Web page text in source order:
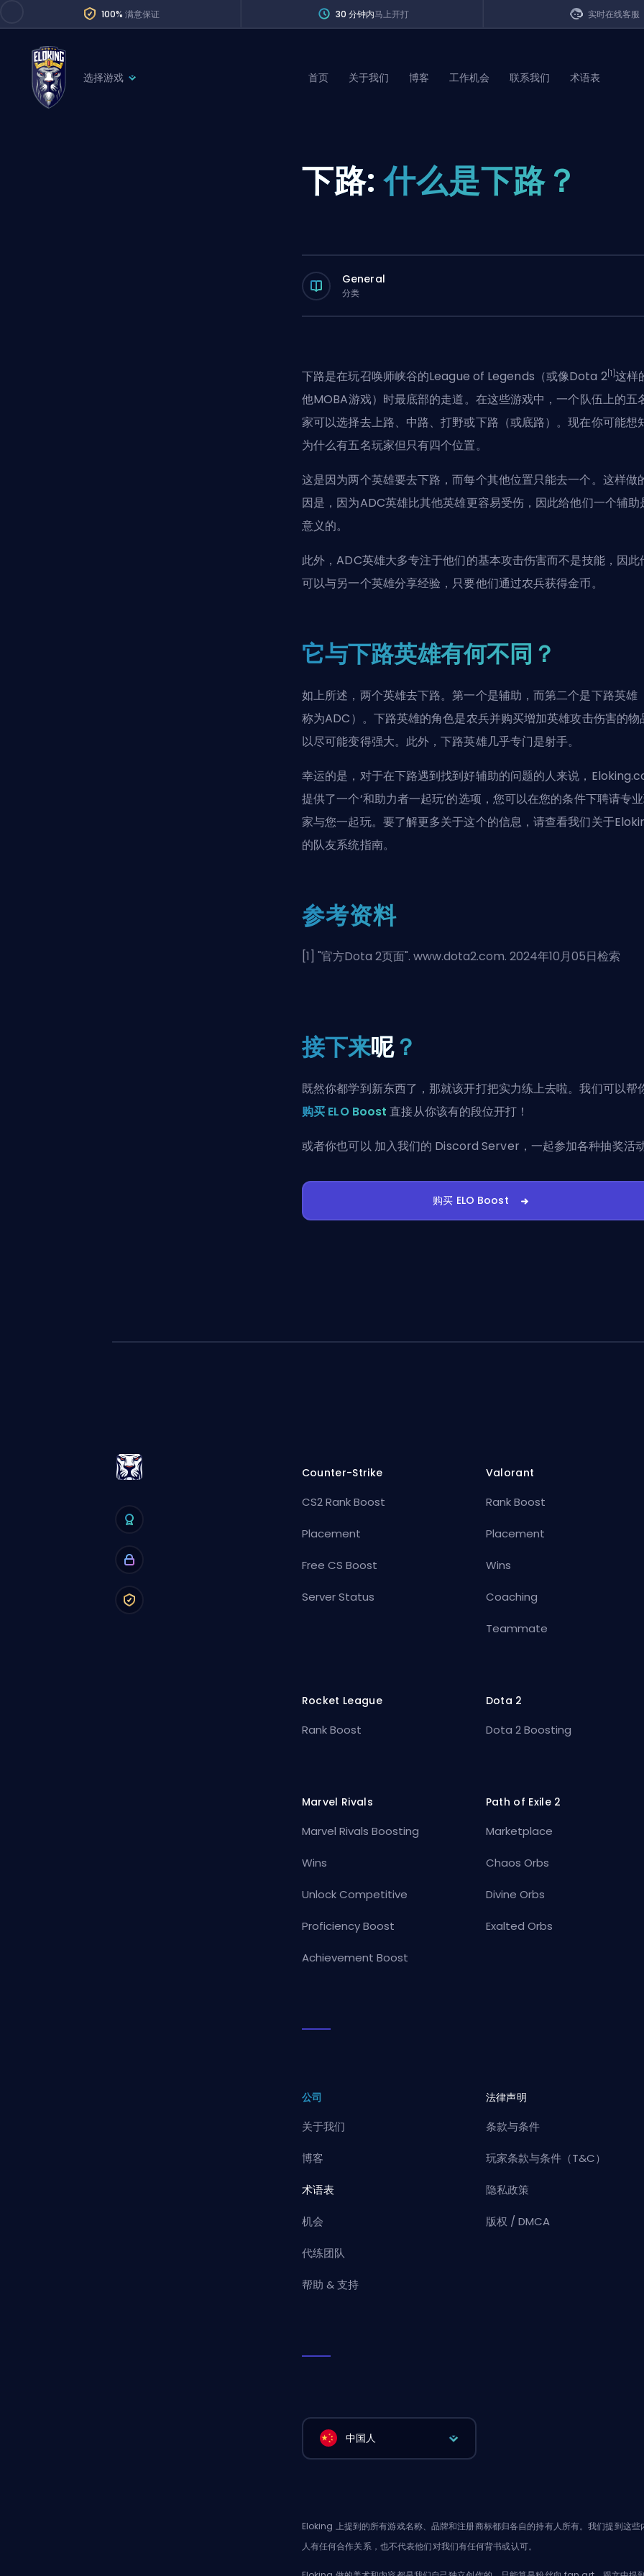
100% 满意保证 30 分钟内马上开打 实时在线客服
选择游戏
Division Boost
Teammate
首页 关于我们 博客 工作机会 联系我们 术语表
下路: 什么是下路？
General
分类
下路是在玩召唤师峡谷的League of Legends（或像Dota 2 [1]这样
他MOBA游戏）时最底部的走道。在这些游戏中，一个队伍上的五
家可以选择去上路、 中路、打野或下路（或底路） 。现在你可能想
为什么有五名玩家但只有四个位置。
这是因为两个英雄要去下路，而每个其他位置只能去一个。这样做
因是，因为ADC英雄比其他英雄更容易受伤，因此给他们一个辅助
意义的。
此外，ADC英雄大多专注于他们的基本攻击伤害而不是技能，因此
可以与另一个英雄分享经验，只要他们通过农兵获得金币。
它与下路英雄有何不同？
如上所述，两个英雄去下路。第一个是辅助，而第二个是下路英雄
称为ADC）。下路英雄的角色是农兵并购买增加英雄攻击伤害的物
以尽可能变得强大。此外，下路英雄几乎专门是射手。
幸运的是，对于在下路遇到找到好辅助的问题的人来说，
提供了一个‘和助力者一起玩’的选项，您可以在您的条件下聘请专
家与您一起玩。要了解更多关于这个的信息，请查看我们关于
的队友系统指南。
参考资料
[1] "官方Dota 2页面". www.dota2.com. 2024年10月05日检索
接下来呢？
既然你都学到新东西了，那就该开打把实力练上去啦。我们可以帮
购买 ELO Boost 直接从你该有的段位开打！
或者你也可以 加入我们的 Discord Server ，一起参加各种抽奖活
购买 ELO Boost
Counter-Strike
CS2 Rank Boost
Placement
Free CS Boost
Server Status
Valorant
Rank Boost
Placement
Wins
Coaching
Teammate
Rocket League
Rank Boost
Dota 2
Dota 2 Boosting
Marvel Rivals
Marvel Rivals Boosting
Wins
Unlock Competitive
Proficiency Boost
Achievement Boost
Path of Exile 2
Marketplace
Chaos Orbs
Divine Orbs
Exalted Orbs
公司
关于我们
博客
术语表
机会
代练团队
帮助 & 支持
法律声明
条款与条件
玩家条款与条件（T&C）
隐私政策
版权 / DMCA
中国人
Eloking 上提到的所有游戏名称、品牌和注册商标都归各自的持有人所有。我们提到这
人有任何合作关系，也不代表他们对我们有任何背书或认可。